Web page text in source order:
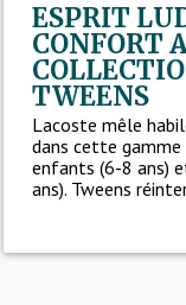
ESPRIT
CONFORT
TWEENS
Lacoste mêle
dans cette
enfants (6-8 ans)
ans). Tweens